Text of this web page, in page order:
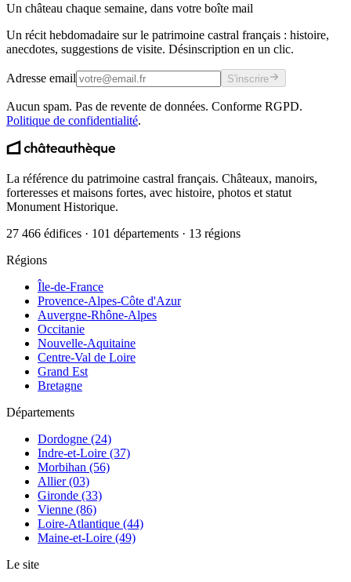
Un château chaque semaine, dans votre boîte mail
Un récit hebdomadaire sur le patrimoine castral français : histoire,
anecdotes, suggestions de visite. Désinscription en un clic.
Adresse email S'inscrire
Aucun spam. Pas de revente de données. Conforme RGPD.
Politique de confidentialité.
La référence du patrimoine castral français. Châteaux, manoirs,
forteresses et maisons fortes, avec histoire, photos et statut
Monument Historique.
27 466 édifices · 101 départements · 13 régions
Régions
Île-de-France
Provence-Alpes-Côte d'Azur
Auvergne-Rhône-Alpes
Occitanie
Nouvelle-Aquitaine
Centre-Val de Loire
Grand Est
Bretagne
Départements
Dordogne (24)
Indre-et-Loire (37)
Morbihan (56)
Allier (03)
Gironde (33)
Vienne (86)
Loire-Atlantique (44)
Maine-et-Loire (49)
Le site